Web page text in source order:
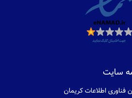
سایت
اطلاعات كريمان